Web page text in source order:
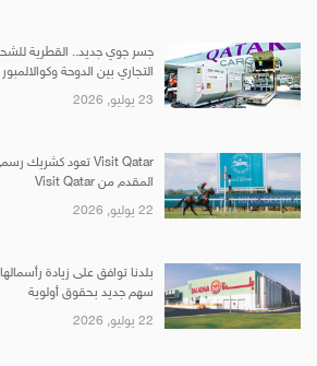
التجاري بين الدوحة وكوالالمبور
23 يوليو, 2026
المقدم من Visit Qatar
22 يوليو, 2026
سهم جديد بحقوق أولوية
22 يوليو, 2026